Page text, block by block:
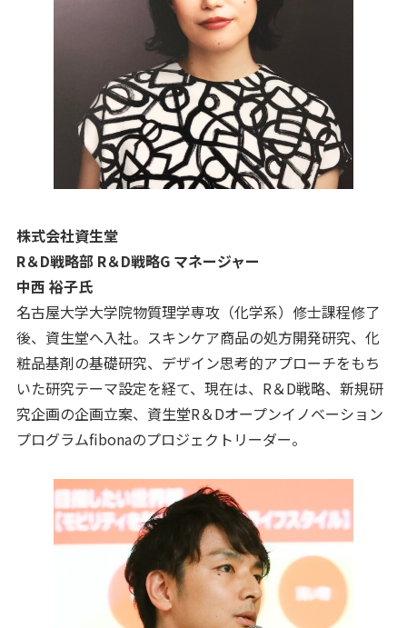
株式会社資生堂
R＆D戦略部 R＆D戦略G マネージャー
中西 裕子氏
名古屋大学大学院物質理学専攻（化学系）修士課程修了
後、資生堂へ入社。スキンケア商品の処方開発研究、化
粧品基剤の基礎研究、デザイン思考的アプローチをもち
いた研究テーマ設定を経て、現在は、R＆D戦略、新規研
究企画の企画立案、資生堂R＆Dオープンイノベーション
プログラムfibonaのプロジェクトリーダー。